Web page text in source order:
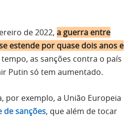
de 2022, a guerra entre
estende por quase dois anos e
as sanções contra o país
Putin só tem aumentado.
por exemplo, a União Europeia
de sanções, que além de tocar